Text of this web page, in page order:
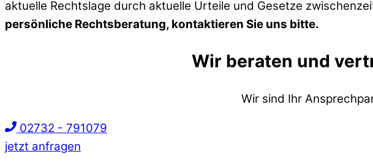
aktuelle Rechtslage durch aktuelle Urteile und Gesetze
persönliche Rechtsberatung, kontaktieren Sie uns bitte.
Wir beraten und
Wir sind Ihr
02732 - 791079
jetzt anfragen